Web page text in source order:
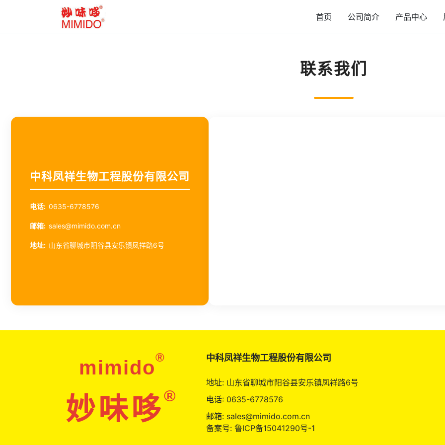
首页 公司简介 产品中心
联系我们
中科凤祥生物工程股份有限公司
电话: 0635-6778576
邮箱: sales@mimido.com.cn
地址: 山东省聊城市阳谷县安乐镇凤祥路6号
mimido®
妙味哆®
中科凤祥生物工程股份有限公司
地址: 山东省聊城市阳谷县安乐镇凤祥路6号
电话: 0635-6778576
邮箱: sales@mimido.com.cn
备案号: 鲁ICP备15041290号-1